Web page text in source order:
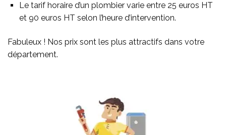
Le tarif horaire d’un plombier varie entre 25 euros HT
et 90 euros HT selon l’heure d’intervention.
Fabuleux ! Nos prix sont les plus attractifs dans votre
département.